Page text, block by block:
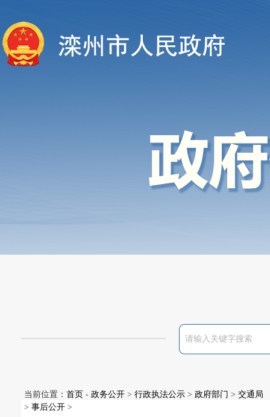
当前位置： 首页 - 政务公开 > 行政执法公示 > 政府部门 > 交通局
> 事后公开 >